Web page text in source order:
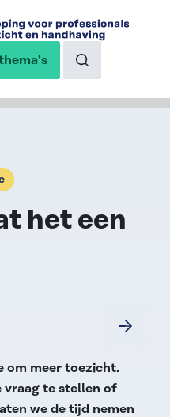
Naar de
het een
om meer toezicht.
vraag te stellen of
we de tijd nemen